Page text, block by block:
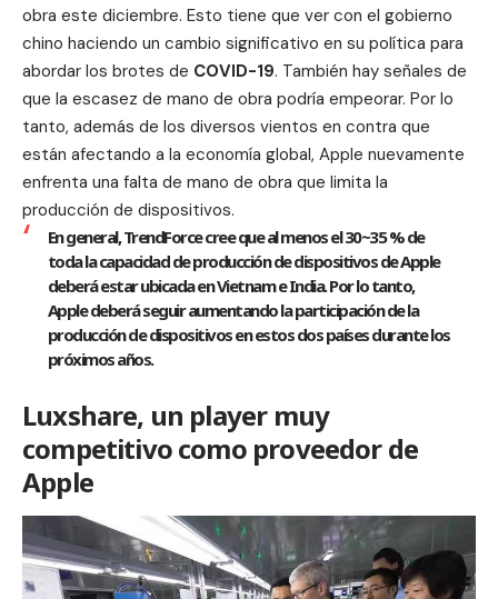
obra este diciembre. Esto tiene que ver con el gobierno
chino haciendo un cambio significativo en su política para
abordar los brotes de COVID-19. También hay señales de
que la escasez de mano de obra podría empeorar. Por lo
tanto, además de los diversos vientos en contra que
están afectando a la economía global, Apple nuevamente
enfrenta una falta de mano de obra que limita la
producción de dispositivos.
En general, TrendForce cree que al menos el 30~35 % de
toda la capacidad de producción de dispositivos de Apple
deberá estar ubicada en Vietnam e India. Por lo tanto,
Apple deberá seguir aumentando la participación de la
producción de dispositivos en estos dos países durante los
próximos años.
Luxshare, un player muy
competitivo como proveedor de
Apple